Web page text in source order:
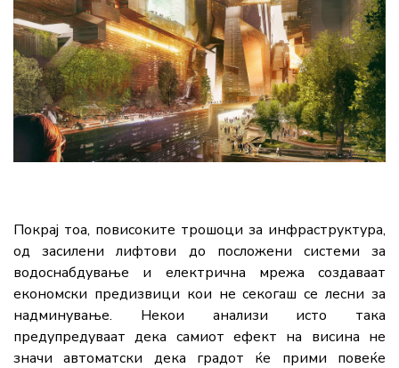
Покрај тоа, повисоките трошоци за инфраструктура,
од засилени лифтови до посложени системи за
водоснабдување и електрична мрежа создаваат
економски предизвици кои не секогаш се лесни за
надминување. Некои анализи исто така
предупредуваат дека самиот ефект на висина не
значи автоматски дека градот ќе прими повеќе